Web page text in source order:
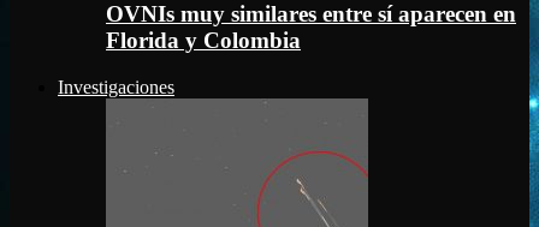
OVNIs muy similares entre sí aparecen en
Florida y Colombia
Investigaciones